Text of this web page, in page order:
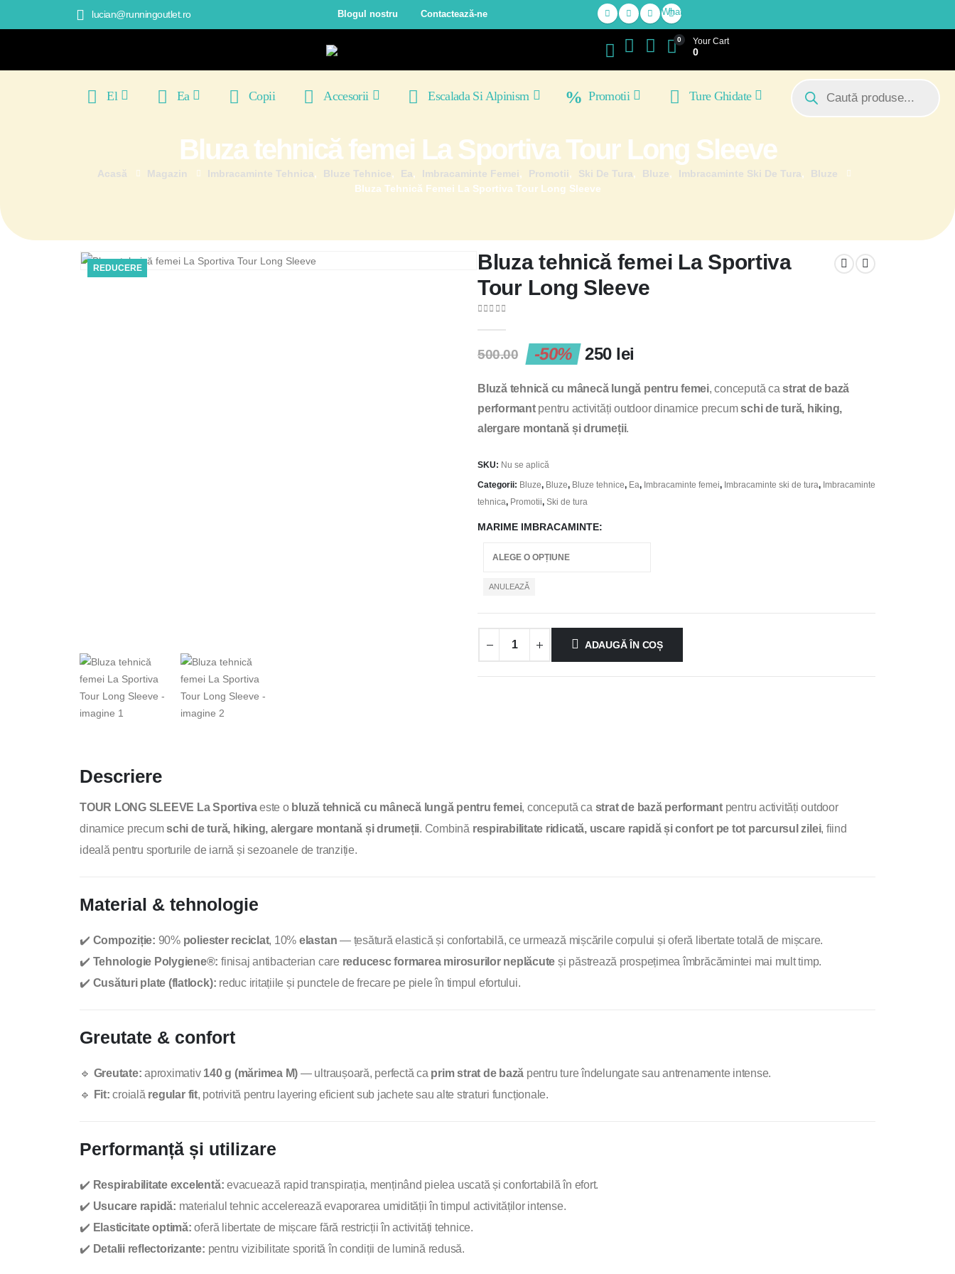
lucian@runningoutlet.ro Blogul nostru Contactează-ne WhatsApp
0 Your Cart
0
El Ea Copii Accesorii Escalada Si Alpinism Promotii Ture Ghidate
Bluza tehnică femei La Sportiva Tour Long Sleeve
Acasă Magazin Imbracaminte Tehnica, Bluze Tehnice, Ea, Imbracaminte Femei, Promotii, Ski De Tura, Bluze, Imbracaminte Ski De Tura,
Bluze
Bluza Tehnică Femei La Sportiva Tour Long Sleeve
REDUCERE
Bluza tehnică femei La Sportiva
Tour Long Sleeve
500.00 -50% 250 lei
Bluză tehnică cu mânecă lungă pentru femei, concepută castrat de bază
performantpentru activități outdoor dinamice precumschi de tură, hiking,
alergare montană și drumeții.
SKU: Nu se aplică
Categorii: Bluze, Bluze, Bluze tehnice, Ea, Imbracaminte femei, Imbracaminte ski de tura, Imbracaminte
tehnica, Promotii, Ski de tura
MARIME IMBRACAMINTE
ANULEAZĂ
ADAUGĂ ÎN COȘ
Descriere
TOUR LONG SLEEVE La Sportivaeste o bluză tehnică cu mânecă lungă pentru femei, concepută ca strat de bază performantpentru activități outdoor
dinamice precumschi de tură, hiking, alergare montană și drumeții. Combină respirabilitate ridicată, uscare rapidă și confort pe tot parcursul zilei, fiind
ideală pentru sporturile de iarnă și sezoanele de tranziție.
Material & tehnologie
✔️ Compoziție: 90% poliester reciclat, 10% elastan — țesătură elastică și confortabilă, ce urmează mișcările corpului și oferă libertate totală de mișcare.
✔️ Tehnologie Polygiene®: finisaj antibacterian care reducesc formarea mirosurilor neplăcute și păstrează prospețimea îmbrăcămintei mai mult timp.
✔️ Cusături plate (flatlock): reduc iritațiile și punctele de frecare pe piele în timpul efortului.
Greutate & confort
🔹 Greutate: aproximativ 140 g (mărimea M) — ultraușoară, perfectă ca prim strat de bază pentru ture îndelungate sau antrenamente intense.
🔹
Fit: croială regular fit, potrivită pentru layering eficient sub jachete sau alte straturi funcționale.
Performanță și utilizare
✔️ Respirabilitate excelentă: evacuează rapid transpirația, menținând pielea uscată și confortabilă în efort.
✔️ Usucare rapidă: materialul tehnic accelerează evaporarea umidității în timpul activităților intense.
✔️ Elasticitate optimă: oferă libertate de mișcare fără restricții în activități tehnice.
✔️ Detalii reflectorizante: pentru vizibilitate sporită în condiții de lumină redusă.